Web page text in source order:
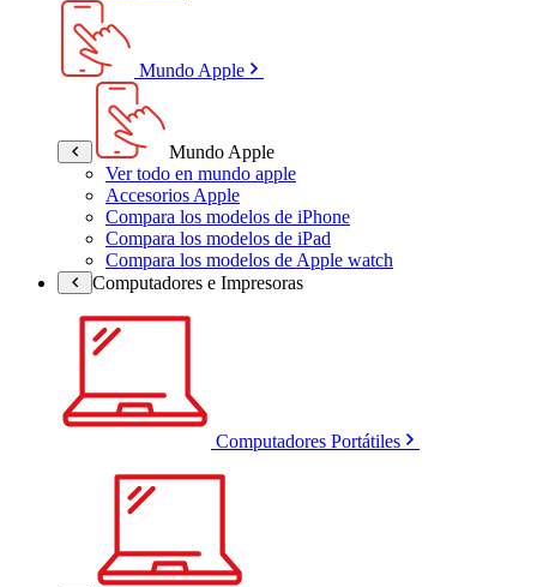
Mundo Apple
Mundo Apple
Ver todo en mundo apple
Accesorios Apple
Compara los modelos de iPhone
Compara los modelos de iPad
Compara los modelos de Apple watch
Computadores e Impresoras
Computadores Portátiles